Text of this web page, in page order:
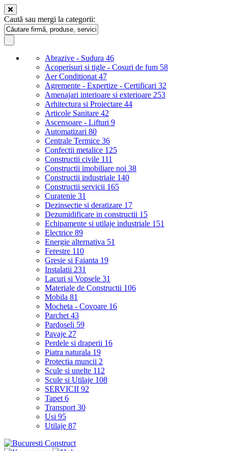
Caută sau mergi la categorii:
Abrazive - Sudura 46
Acoperisuri si tigle - Cosuri de fum 58
Aer Conditionat 47
Agremente - Expertize - Certificari 32
Amenajari interioare si exterioare 253
Arhitectura si Proiectare 44
Articole Sanitare 42
Ascensoare - Lifturi 9
Automatizari 80
Centrale Termice 36
Confectii metalice 125
Constructii civile 111
Constructii imobiliare noi 38
Constructii industriale 140
Constructii servicii 165
Curatenie 31
Dezinsectie si deratizare 17
Dezumidificare in constructii 15
Echipamente si utilaje industriale 151
Electrice 89
Energie alternativa 51
Ferestre 110
Gresie si Faianta 19
Instalatii 231
Lacuri si Vopsele 31
Materiale de Constructii 106
Mobila 81
Mocheta - Covoare 16
Parchet 43
Pardoseli 59
Pavaje 27
Perdele si draperii 16
Piatra naturala 19
Protectia muncii 2
Scule si unelte 112
Scule si Utilaje 108
SERVICII 92
Tapet 6
Transport 30
Usi 95
Utilaje 87